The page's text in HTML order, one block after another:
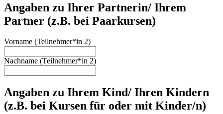
Angaben zu Ihrer Partnerin/ Ihrem
Partner (z.B. bei Paarkursen)
Vorname (Teilnehmer*in 2)
Nachname (Teilnehmer*in 2)
Angaben zu Ihrem Kind/ Ihren Kindern
(z.B. bei Kursen für oder mit Kinder/n)